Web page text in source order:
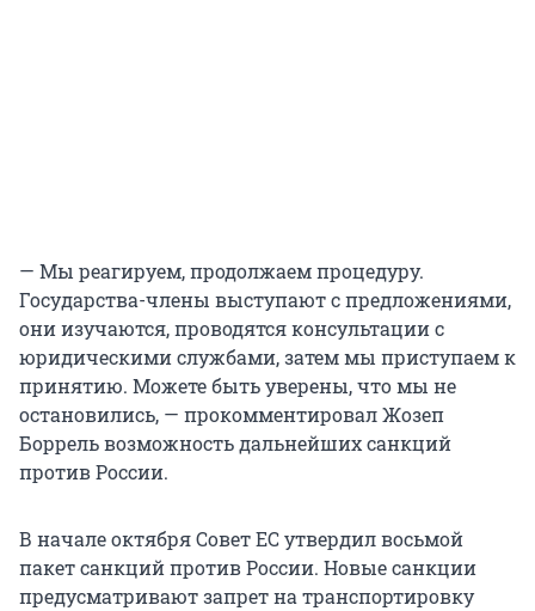
— Мы реагируем, продолжаем процедуру.
Государства-члены выступают с предложениями,
они изучаются, проводятся консультации с
юридическими службами, затем мы приступаем к
принятию. Можете быть уверены, что мы не
остановились, — прокомментировал Жозеп
Боррель возможность дальнейших санкций
против России.
В начале октября Совет ЕС утвердил восьмой
пакет санкций против России. Новые санкции
предусматривают запрет на транспортировку